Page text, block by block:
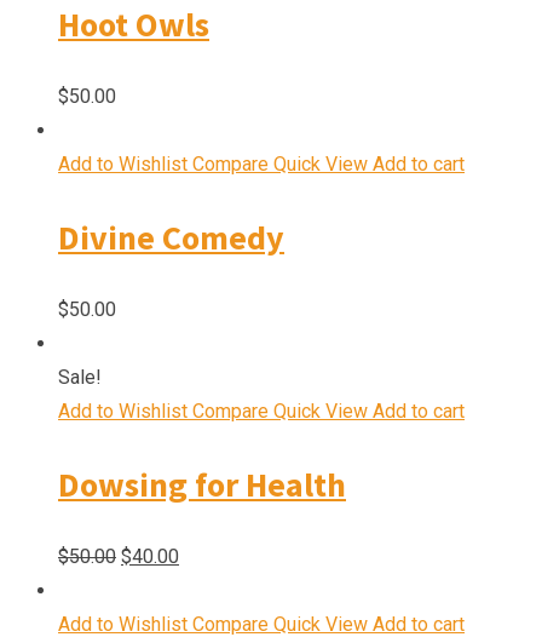
Hoot Owls
$50.00
Add to Wishlist Compare Quick View Add to cart
Divine Comedy
$50.00
Sale!
Add to Wishlist Compare Quick View Add to cart
Dowsing for Health
$50.00 Original
was:
$40.00
is:
Add to Wishlist Compare Quick View Add to cart